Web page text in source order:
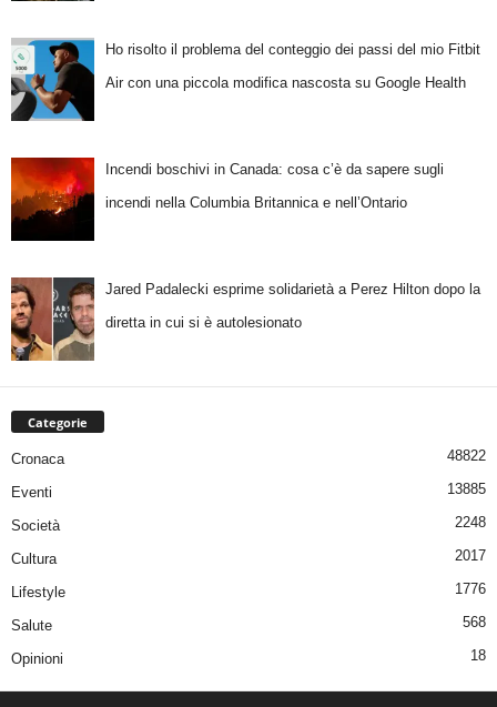
Ho risolto il problema del conteggio dei passi del mio Fitbit
Air con una piccola modifica nascosta su Google Health
Incendi boschivi in Canada: cosa c’è da sapere sugli
incendi nella Columbia Britannica e nell’Ontario
Jared Padalecki esprime solidarietà a Perez Hilton dopo la
diretta in cui si è autolesionato
Categorie
Cronaca 48822
Eventi 13885
Società 2248
Cultura 2017
Lifestyle 1776
Salute 568
Opinioni 18